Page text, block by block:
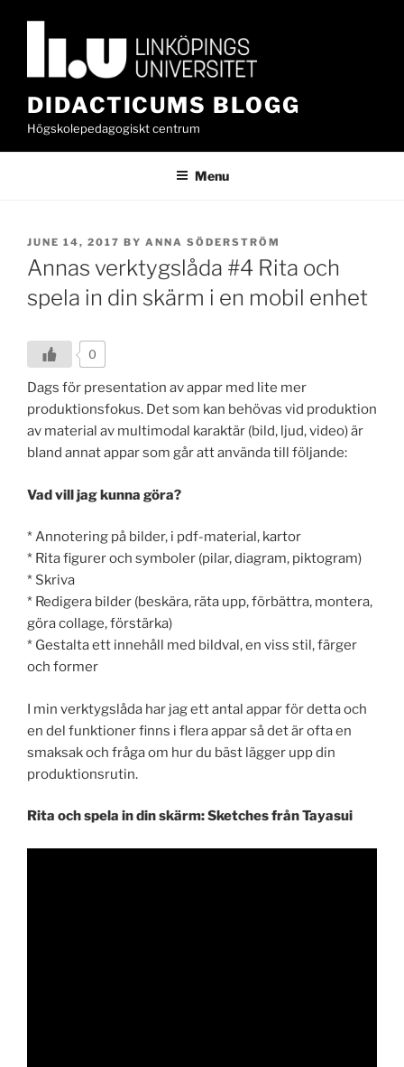
DIDACTICUMS BLOGG
Högskolepedagogiskt centrum
Menu
POSTED
ON
JUNE 14, 2017 BY ANNA SÖDERSTRÖM
Annas verktygslåda #4 Rita och
spela in din skärm i en mobil enhet
0
Dags för presentation av appar med lite mer
produktionsfokus. Det som kan behövas vid produktion
av material av multimodal karaktär (bild, ljud, video) är
bland annat appar som går att använda till följande:
Vad vill jag kunna göra?
* Annotering på bilder, i pdf-material, kartor
* Rita figurer och symboler (pilar, diagram, piktogram)
* Skriva
* Redigera bilder (beskära, räta upp, förbättra, montera,
göra collage, förstärka)
* Gestalta ett innehåll med bildval, en viss stil, färger
och former
I min verktygslåda har jag ett antal appar för detta och
en del funktioner finns i flera appar så det är ofta en
smaksak och fråga om hur du bäst lägger upp din
produktionsrutin.
Rita och spela in din skärm: Sketches från Tayasui